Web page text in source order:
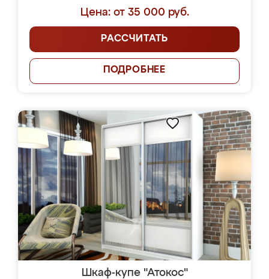
Цена: от 35 000 руб.
РАССЧИТАТЬ
ПОДРОБНЕЕ
Шкаф-купе "Атокос"